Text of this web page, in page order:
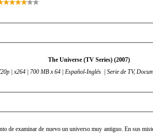
The Universe (TV Series) (2007)
| x264 | 700 MB x 64 | Español-Inglés | Serie de TV,
de examinar de nuevo un universo muy antiguo. En sus